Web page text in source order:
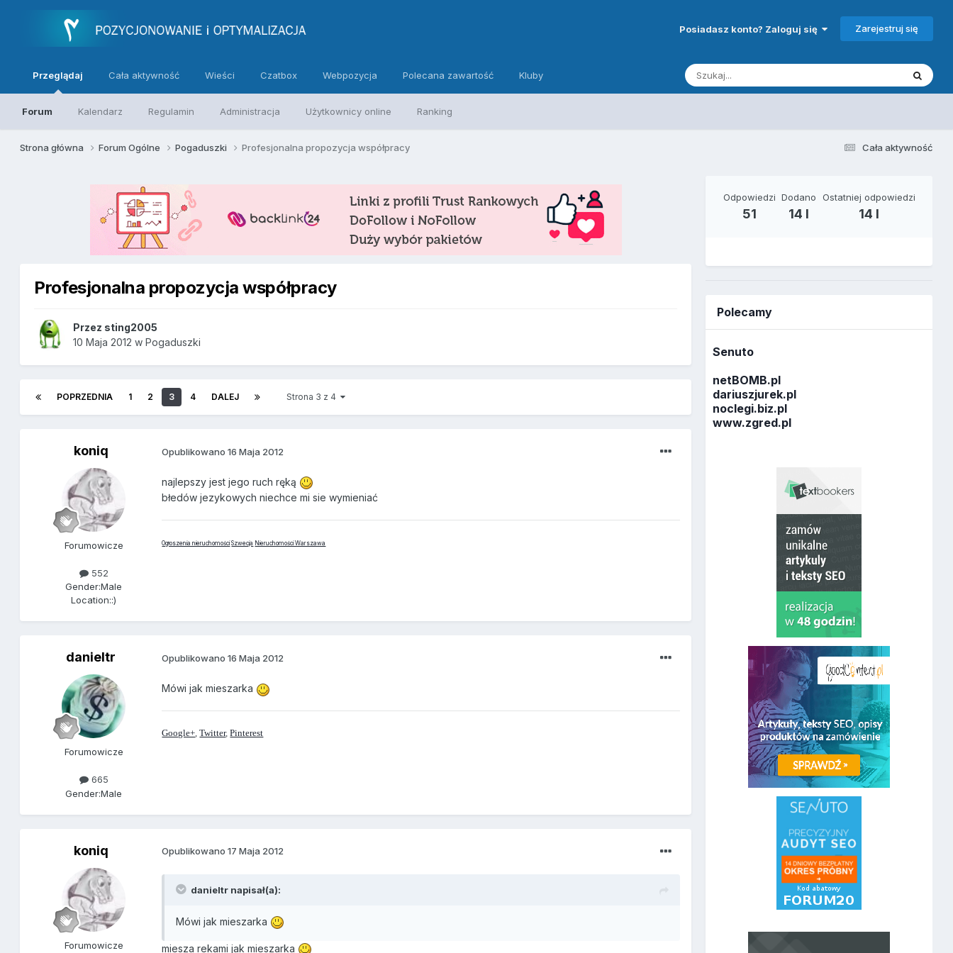
Posiadasz konto? Zaloguj się Zarejestruj się
Przeglądaj
Forum Kalendarz Regulamin Administracja Użytkownicy online Ranking
Cała aktywność Wieści Czatbox Webpozycja Polecana zawartość Kluby
Cała aktywność
Strona główna Forum Ogólne Pogaduszki Profesjonalna propozycja współpracy
Profesjonalna propozycja współpracy
Przez sting2005
10 Maja 2012 wPogaduszki
POPRZEDNIA 1 2 3 4 DALEJ Strona 3 z 4
koniq
Forumowicze
552
Gender:Male
Location::)
Opublikowano16 Maja 2012
najlepszy jest jego ruch ręką
błedów jezykowych niechce mi sie wymieniać
Ogłoszenia nieruchomości Szwecja Nieruchomości Warszawa
danieltr
Forumowicze
665
Gender:Male
Opublikowano16 Maja 2012
Mówi jak mieszarka
Google+,Twitter,Pinterest
koniq
Forumowicze
Opublikowano17 Maja 2012
danieltr napisał(a):
Mówi jak mieszarka
miesza rekami jak mieszarka
Odpowiedzi
51
Dodano
14 l
Ostatniej odpowiedzi
14 l
Polecamy
Senuto
netBOMB.pl
dariuszjurek.pl
noclegi.biz.pl
www.zgred.pl